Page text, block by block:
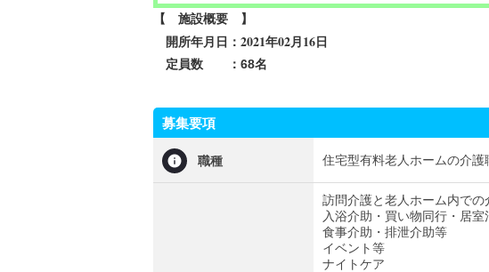
【 施設概要 】
開所年月日： 2021年02月16日
定員数 ：68名
募集要項
職種 住宅型有料老人ホームの介護
訪問介護と老人ホーム内での
入浴介助・買い物同行・居室
食事介助・排泄介助等
イベント等
ナイトケア